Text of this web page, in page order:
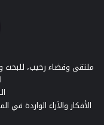
ملتقى وفضاء رحيب، للبحث
الأفكار والآراء الواردة في